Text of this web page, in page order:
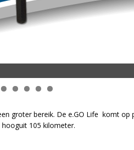
groter bereik. De e.GO Life komt op
105 kilometer.